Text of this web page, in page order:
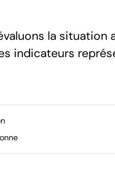
la situation
indicateurs